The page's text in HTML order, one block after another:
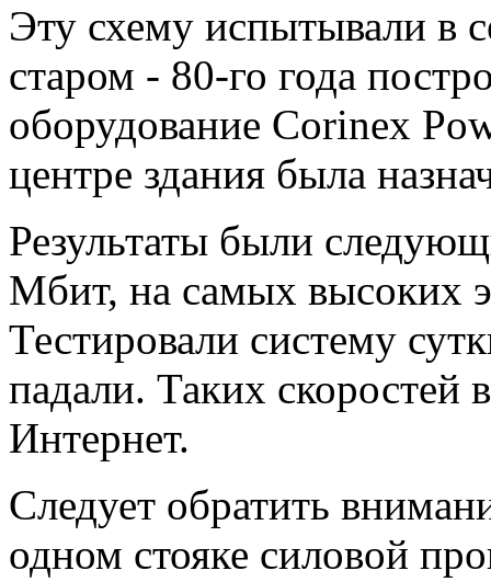
Эту схему испытывали в
старом - 80-го года
оборудование Corinex
центре здания была
Результаты были
Мбит, на самых высоких
Тестировали систему
падали. Таких скоростей
Интернет.
Следует обратить
одном стояке силовой